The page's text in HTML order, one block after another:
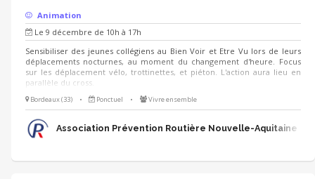
Animation
Le 9 décembre de 10h à 17h
Sensibiliser des jeunes collégiens au Bien Voir et Etre Vu lors de leurs
déplacements nocturnes, au moment du changement d'heure. Focus
sur les déplacement vélo, trottinettes, et piéton. L'action aura lieu en
parallèle du cross.
Bordeaux (33) • Ponctuel • Vivre ensemble
Association Prévention Routière Nouvelle-Aquitaine